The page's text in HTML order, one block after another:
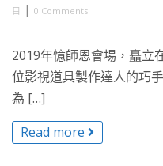
目 | 0 Comments
2019年憶師恩會場，矗立
位影視道具製作達人的巧
為 […]
Read more